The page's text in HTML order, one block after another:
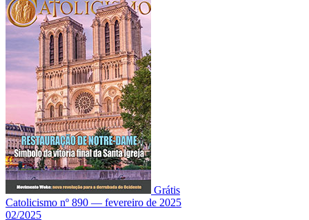
Grátis
Catolicismo nº 890 — fevereiro de 2025
02/2025